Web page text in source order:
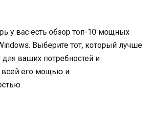
у вас есть обзор топ-10 мощных
Выберите тот, который лучше
для ваших потребностей и
всей его мощью и